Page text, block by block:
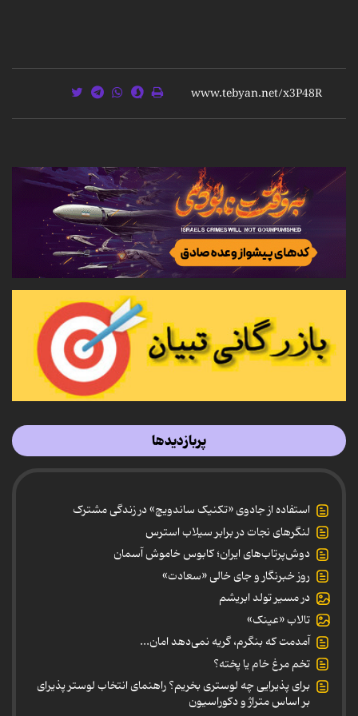
پربازدیدها
استفاده از جادوی «تکنیک ساندویچ» در زندگی مشترک
لنگرهای نجات در برابر سیلاب استرس
دوش‌پرتاب‌های ایران؛ کابوس خاموش آسمان
روز خبرنگار و جای خالی «سعادت»
در مسیر تولد ابریشم
تالاب «عینک»
آمدمت که بنگرم، گریه نمی‌دهد امان...
تخم مرغ خام یا پخته؟
برای پذیرایی چه لوستری بخریم؟ راهنمای انتخاب لوستر پذیرای
بر اساس متراژ و دکوراسیون